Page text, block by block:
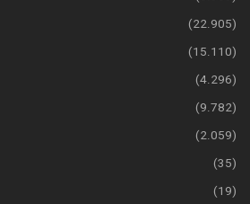
(22.905)
(15.110)
(4.296)
(9.782)
(2.059)
(35)
(19)